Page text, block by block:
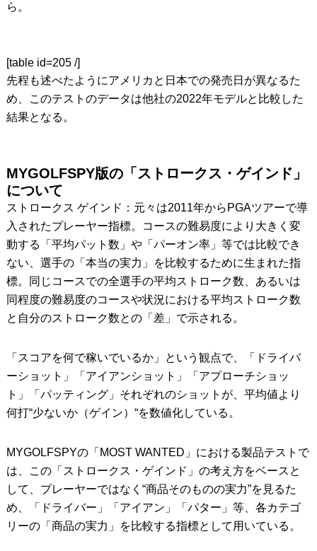
ら。
[table id=205 /]
先程も述べたようにアメリカと日本での発売日が異なるた
め、このテストのデータは他社の2022年モデルと比較した
結果となる。
MYGOLFSPY版の「ストロークス・ゲインド」
について
ストロークス ゲインド：元々は2011年からPGAツアーで導
入されたプレーヤー指標。コースの難易度により大きく変
動する「平均パット数」や「パーオン率」等では比較でき
ない、選手の「本当の実力」を比較するために生まれた指
標。同じコースでの全選手の平均ストローク数、あるいは
同程度の難易度のコースや状況における平均ストローク数
と自分のストローク数との「差」で示される。
「スコアを何で稼いでいるか」という観点で、「ドライバ
ーショット」「アイアンショット」「アプローチショッ
ト」「パッティング」それぞれのショットが、平均値より
何打“少ないか（ゲイン）“を数値化している。
MYGOLFSPYの「MOST WANTED」における製品テストで
は、この「ストロークス・ゲインド」の考え方をベースと
して、プレーヤーではなく“商品そのものの実力”を見るた
め、「ドライバー」「アイアン」「パター」等、各カテゴ
リーの「商品の実力」を比較する指標として用いている。